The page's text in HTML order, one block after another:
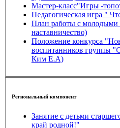
Мастер-класс"Игры -
Педагогическая игра "
План работы с молодыми
наставничество)
Положение конкурса
воспитанников группы
Ким Е.А)
Региональный компонент
Занятие с детьми
край родной!"